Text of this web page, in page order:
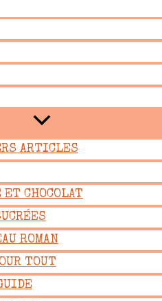
ARTICLES
CHOCOLAT
ROMAN
TOUT